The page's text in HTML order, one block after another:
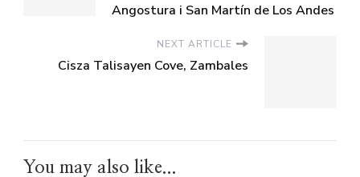
Angostura i San Martín de Los Andes
NEXT ARTICLE
Cisza Talisayen Cove, Zambales
You may also like...